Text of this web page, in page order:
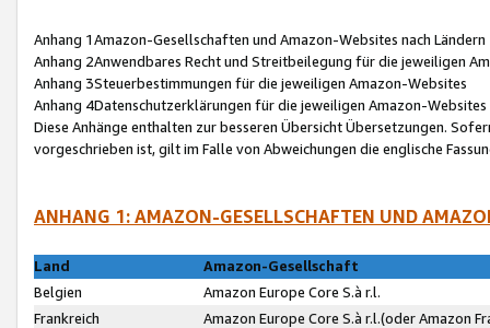
Anhang 1Amazon-Gesellschaften und Amazon-Websites nach Ländern
Anhang 2Anwendbares Recht und Streitbeilegung für die jeweiligen
Anhang 3Steuerbestimmungen für die jeweiligen Amazon-Websites
Anhang 4Datenschutzerklärungen für die jeweiligen Amazon-Websites
Diese Anhänge enthalten zur besseren Übersicht Übersetzungen.
vorgeschrieben ist, gilt im Falle von Abweichungen die englische
ANHANG 1: AMAZON-GESELLSCHAFTEN UND
Land
Amazon-Gesellschaft
Belgien
Amazon Europe Core S.à r.l.
Frankreich
Amazon Europe Core S.à r.l.(oder Amazon